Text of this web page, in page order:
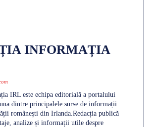
INFORMAȚIA
IRL este echipa editorială a portalului
dintre principalele surse de informații
românești din Irlanda.Redacția publică
analize și informații utile despre